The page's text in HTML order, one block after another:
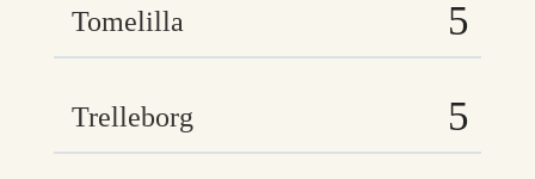
Tomelilla
Trelleborg